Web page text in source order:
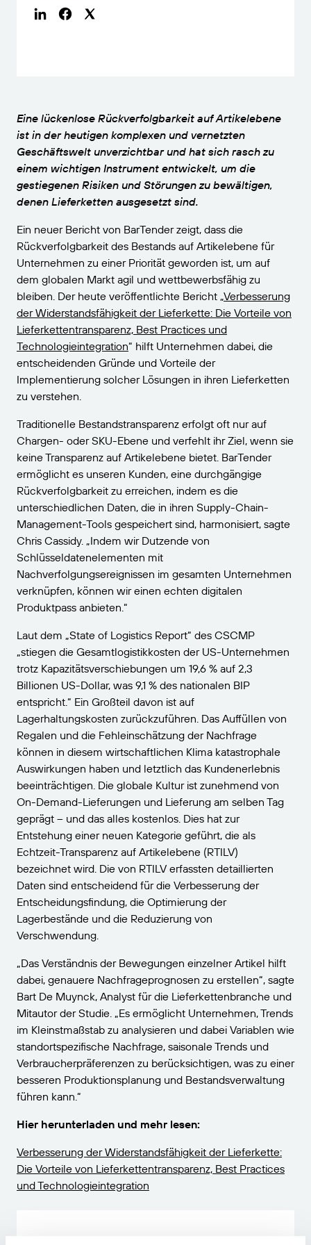
Technische Daten
Produktregistrierung
Print Connectors
Weitere Informationen
Amazon Transparency
VERBINDEN
Reifegradmodell für Etikettierung und
Nachverfolgbarkeit
Erhalten Sie die Unterstützung, die Ihren
Eine lückenlose Rückverfolgbarkeit auf Artikelebene
ist in der heutigen komplexen und vernetzten
Geschäftswelt unverzichtbar und hat sich rasch zu
einem wichtigen Instrument entwickelt, um die
gestiegenen Risiken und Störungen zu bewältigen,
denen Lieferketten ausgesetzt sind.
Ein neuer Bericht von BarTender zeigt, dass die
Rückverfolgbarkeit des Bestands auf Artikelebene für
Unternehmen zu einer Priorität geworden ist, um auf
dem globalen Markt agil und wettbewerbsfähig zu
bleiben. Der heute veröffentlichte Bericht „Verbesserung
der Widerstandsfähigkeit der Lieferkette: Die Vorteile von
Lieferkettentransparenz, Best Practices und
Technologieintegration“ hilft Unternehmen dabei, die
entscheidenden Gründe und Vorteile der
Implementierung solcher Lösungen in ihren Lieferketten
zu verstehen.
Traditionelle Bestandstransparenz erfolgt oft nur auf
Chargen- oder SKU-Ebene und verfehlt ihr Ziel, wenn sie
keine Transparenz auf Artikelebene bietet. BarTender
ermöglicht es unseren Kunden, eine durchgängige
Rückverfolgbarkeit zu erreichen, indem es die
unterschiedlichen Daten, die in ihren Supply-Chain-
Management-Tools gespeichert sind, harmonisiert, sagte
Chris Cassidy. „Indem wir Dutzende von
Schlüsseldatenelementen mit
Nachverfolgungsereignissen im gesamten Unternehmen
verknüpfen, können wir einen echten digitalen
Produktpass anbieten.“
Laut dem „State of Logistics Report“ des CSCMP
„stiegen die Gesamtlogistikkosten der US-Unternehmen
trotz Kapazitätsverschiebungen um 19,6 % auf 2,3
Billionen US-Dollar, was 9,1 % des nationalen BIP
entspricht.“ Ein Großteil davon ist auf
Lagerhaltungskosten zurückzuführen. Das Auffüllen von
Regalen und die Fehleinschätzung der Nachfrage
können in diesem wirtschaftlichen Klima katastrophale
Auswirkungen haben und letztlich das Kundenerlebnis
beeinträchtigen. Die globale Kultur ist zunehmend von
On-Demand-Lieferungen und Lieferung am selben Tag
geprägt – und das alles kostenlos. Dies hat zur
Entstehung einer neuen Kategorie geführt, die als
Echtzeit-Transparenz auf Artikelebene (RTILV)
bezeichnet wird. Die von RTILV erfassten detaillierten
Daten sind entscheidend für die Verbesserung der
Entscheidungsfindung, die Optimierung der
Lagerbestände und die Reduzierung von
Verschwendung.
„Das Verständnis der Bewegungen einzelner Artikel hilft
dabei, genauere Nachfrageprognosen zu erstellen“, sagte
Bart De Muynck, Analyst für die Lieferkettenbranche und
Mitautor der Studie. „Es ermöglicht Unternehmen, Trends
im Kleinstmaßstab zu analysieren und dabei Variablen wie
standortspezifische Nachfrage, saisonale Trends und
Verbraucherpräferenzen zu berücksichtigen, was zu einer
besseren Produktionsplanung und Bestandsverwaltung
führen kann.“
Hier herunterladen und mehr lesen:
Verbesserung der Widerstandsfähigkeit der Lieferkette:
Die Vorteile von Lieferkettentransparenz, Best Practices
und Technologieintegration